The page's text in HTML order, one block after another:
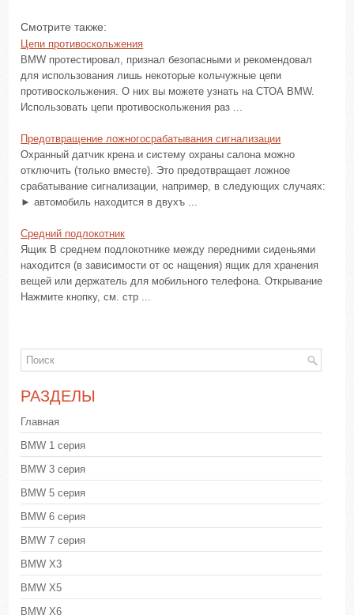
Смотрите также:
Цепи противоскольжения
BMW протестировал, признал безопасными и рекомендовал
для использования лишь некоторые кольчужные цепи
противоскольжения. О них вы можете узнать на СТОА BMW.
Использовать цепи противоскольжения раз ...
Предотвращение ложногосрабатывания сигнализации
Охранный датчик крена и систему охраны салона можно
отключить (только вместе). Это предотвращает ложное
срабатывание сигнализации, например, в следующих случаях:
► автомобиль находится в двухъ ...
Средний подлокотник
Ящик В среднем подлокотнике между передними сиденьями
находится (в зависимости от ос нащения) ящик для хранения
вещей или держатель для мобильного телефона. Открывание
Нажмите кнопку, см. стр ...
РАЗДЕЛЫ
Главная
BMW 1 серия
BMW 3 серия
BMW 5 серия
BMW 6 серия
BMW 7 серия
BMW X3
BMW X5
BMW X6